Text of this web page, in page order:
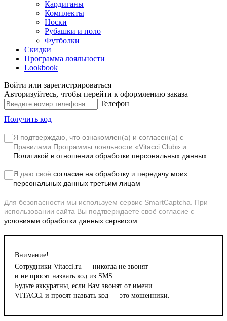
Кардиганы
Комплекты
Носки
Рубашки и поло
Футболки
Скидки
Программа лояльности
Lookbook
Войти или зарегистрироваться
Авторизуйтесь, чтобы перейти к оформлению заказа
Телефон
Получить код
Я подтверждаю, что ознакомлен(а) и согласен(а) с
Правилами Программы лояльности «Vitacci Club» и
Политикой в отношении обработки персональных данных.
Я даю своё согласие на обработку и передачу моих
персональных данных третьим лицам
Для безопасности мы используем сервис SmartCaptcha. При
использовании сайта Вы подтверждаете своё согласие с
условиями обработки данных сервисом.
Внимание!
Сотрудники Vitacci.ru — никогда не звонят
и не просят назвать код из SMS.
Будьте аккуратны, если Вам звонят от имени
VITACCI и просят назвать код — это мошенники.